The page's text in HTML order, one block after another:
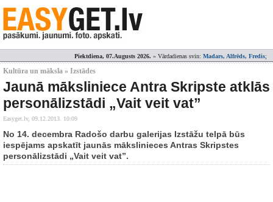
Piektdiena, 07.Augusts 2026. » Vārdadienas svin: Madars, Alfrēds, Fredis;
Kultūra un māksla » Izstādes
Jaunā māksliniece Antra Skripste atklās
personālizstādi „Vait veit vat”
Easyget.lv, 09.12.2013. 10:09
No 14. decembra Radošo darbu galerijas Izstāžu telpā būs
iespējams apskatīt jaunās mākslinieces Antras Skripstes
personālizstādi „Vait veit vat”.